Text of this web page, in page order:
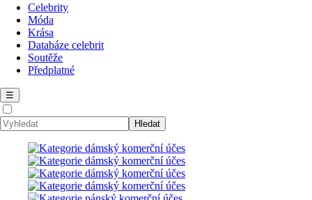
Celebrity
Móda
Krása
Databáze celebrit
Soutěže
Předplatné
☰